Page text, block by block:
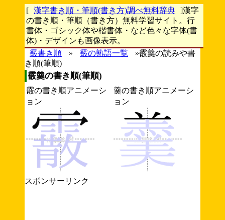
[ 漢字書き順・筆順(書き方)調べ無料辞典 ]漢字
の書き順・筆順（書き方）無料学習サイト。行
書体・ゴシック体や楷書体・など色々な字体(書
体)・デザインも画像表示。
霰書き順
» 霰の熟語一覧
»霰羹の読みや書
き順(筆順)
霰羹の書き順(筆順)
霰の書き順アニメーシ
ョン
羹の書き順アニメーシ
ョン
スポンサーリンク